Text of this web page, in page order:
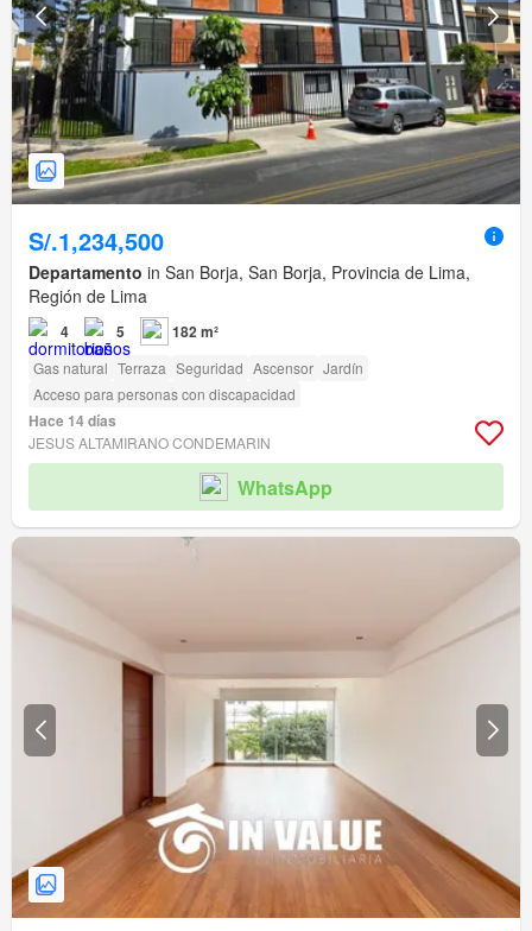
S/.1,234,500
Departamento in San Borja, San Borja, Provincia de Lima,
Región de Lima
4 5 182 m²
Gas natural Terraza Seguridad Ascensor Jardín
Acceso para personas con discapacidad
Hace 14 días
JESUS ALTAMIRANO CONDEMARIN
WhatsApp